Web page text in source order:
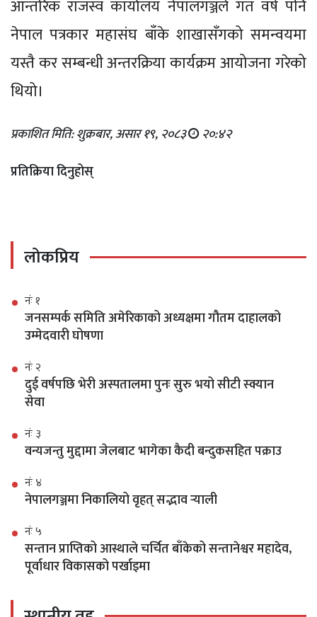
आन्तरिक राजस्व कार्यालय नेपालगञ्जले गत वर्ष पनि
नेपाल पत्रकार महासंघ बाँके शाखासँगको समन्वयमा
यस्तै कर सम्बन्धी अन्तरक्रिया कार्यक्रम आयोजना गरेको
थियो।
प्रकाशित मिति: शुक्रबार, असार १९, २०८३ २०:४२
प्रतिक्रिया दिनुहोस्
लोकप्रिय
नंः १
जनसम्पर्क समिति अमेरिकाको अध्यक्षमा गौतम दाहालको
उम्मेदवारी घोषणा
नंः २
दुई वर्षपछि भेरी अस्पतालमा पुनः सुरु भयो सीटी स्क्यान
सेवा
नंः ३
वन्यजन्तु मुद्दामा जेलबाट भागेका कैदी बन्दुकसहित पक्राउ
नंः ४
नेपालगञ्जमा निकालियो वृहत् सद्भाव र्‍याली
नंः ५
सन्तान प्राप्तिको आस्थाले चर्चित बाँकेको सन्तानेश्वर महादेव,
पूर्वाधार विकासको पर्खाइमा